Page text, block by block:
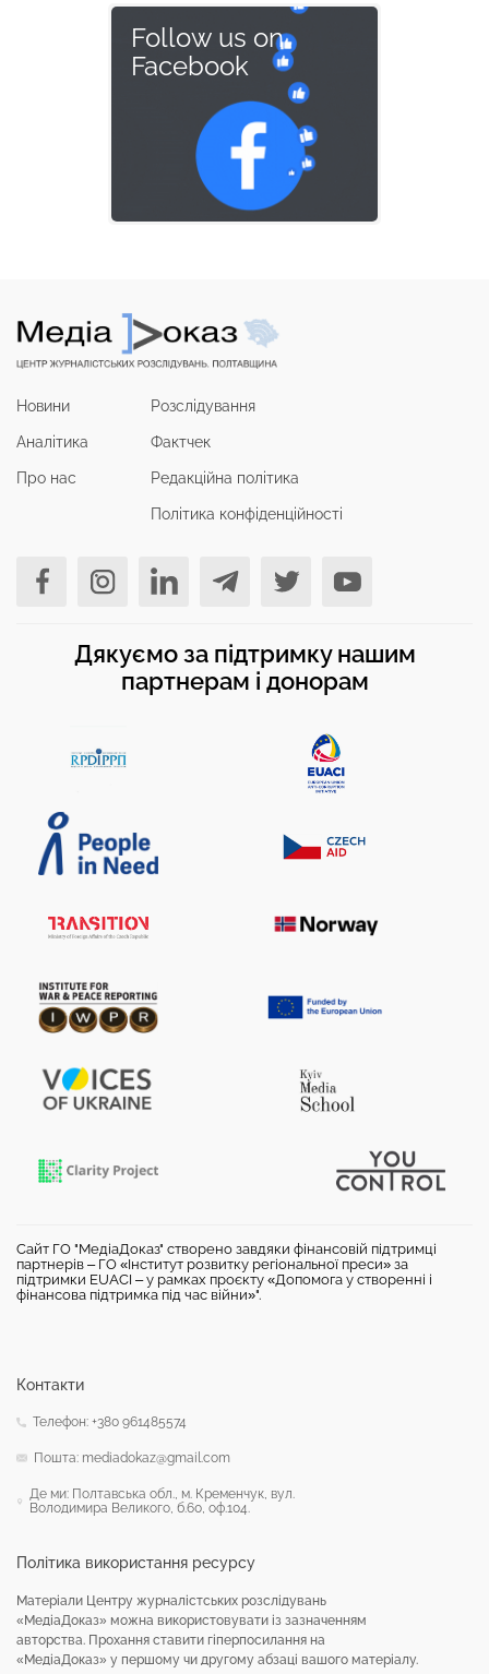
Follow us on
Facebook
Новини
Аналітика
Про нас
Розслідування
Фактчек
Редакційна політика
Політика конфіденційності
Дякуємо за підтримку нашим
партнерам і донорам
Сайт ГО "МедіаДоказ" створено завдяки фінансовій підтримці
партнерів – ГО «Інститут розвитку регіональної преси» за
підтримки EUACI – у рамках проєкту «Допомога у створенні і
фінансова підтримка під час війни»".
Політика використання ресурсу
Матеріали Центру журналістських розслідувань
«МедіаДоказ» можна використовувати із зазначенням
авторства. Прохання ставити гіперпосилання на
«МедіаДоказ» у першому чи другому абзаці вашого матеріалу.
Контакти
Телефон: +380 961485574
Пошта: mediadokaz@gmail.com
Де ми: Полтавська обл., м. Кременчук, вул.
Володимира Великого, б.60, оф.104.